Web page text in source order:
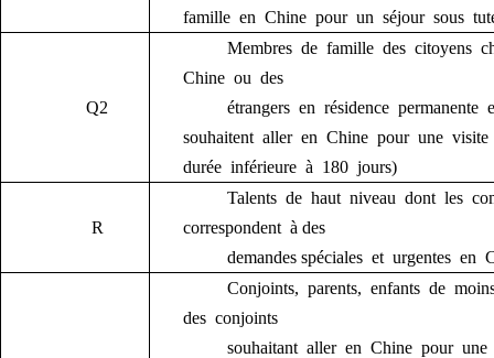
famille en Chine pour un séjour sous
Q2
Membres de famille des citoyens
Chine ou des
étrangers en résidence permanente
souhaitent aller en Chine pour une visite
durée inférieure à 180 jours)
R
Talents de haut niveau dont les
correspondent à des
demandes spéciales et urgentes en
Conjoints, parents, enfants de
des conjoints
souhaitant aller en Chine pour